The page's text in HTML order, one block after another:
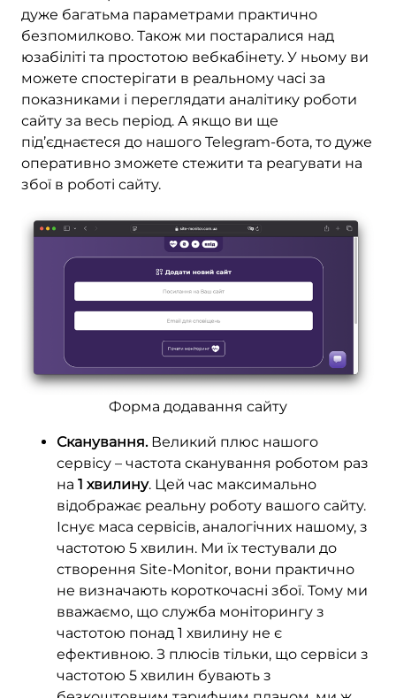
дуже багатьма параметрами практично
безпомилково. Також ми постаралися над
юзабіліті та простотою вебкабінету. У ньому ви
можете спостерігати в реальному часі за
показниками і переглядати аналітику роботи
сайту за весь період. А якщо ви ще
під’єднаєтеся до нашого Telegram-бота, то дуже
оперативно зможете стежити та реагувати на
збої в роботі сайту.
Форма додавання сайту
Сканування.Великий плюс нашого
сервісу – частота сканування роботом раз
на 1 хвилину. Цей час максимально
відображає реальну роботу вашого сайту.
Існує маса сервісів, аналогічних нашому, з
частотою 5 хвилин. Ми їх тестували до
створення Site-Monitor, вони практично
не визначають короткочасні збої. Тому ми
вважаємо, що служба моніторингу з
частотою понад 1 хвилину не є
ефективною. З плюсів тільки, що сервіси з
частотою 5 хвилин бувають з